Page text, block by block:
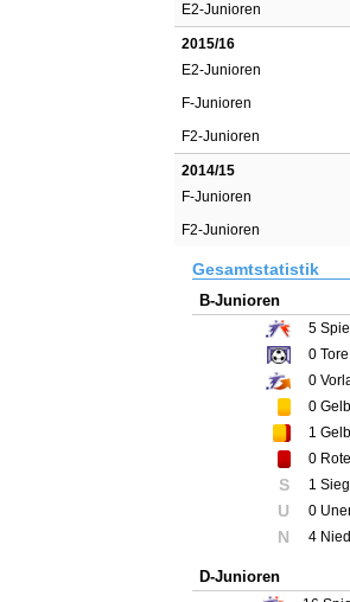
E2-Junioren
2015/16
E2-Junioren
F-Junioren
F2-Junioren
2014/15
F-Junioren
F2-Junioren
Gesamtstatistik
B-Junioren
5
0 Tore
0
0
1
0
S 1 Sieg
U 0
N 4
D-Junioren